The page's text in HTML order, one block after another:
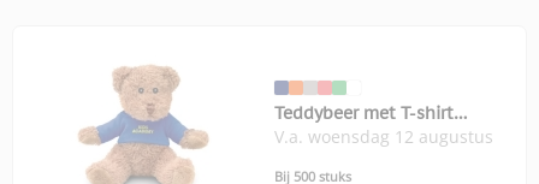
Teddybeer met T-shirt
Johnny-T
V.a. woensdag 12 augustus
Bij 500 stuks